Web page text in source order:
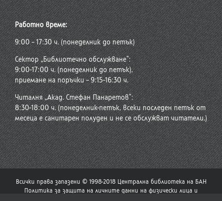
Работно време:
9:00 – 17:30 ч. (понеделник до петък)
Сектор „Библиотечно обслужване“:
9:00-17:00 ч. (понеделник до петък),
приемане на поръчки – 9:15-16:30 ч.
Читалня „Акад. Стефан Панаретов“:
8:30-18:00 ч. (понеделник-петък, всеки последен петък от
месеца е санитарен полуден и не се обслужват читатели.)
Всички права запазени © 1998-2018 Централна библиотека на БАН
Политика за защита на личните данни на физически лица и